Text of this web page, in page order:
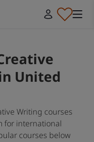
United
Writing courses
for international
courses below